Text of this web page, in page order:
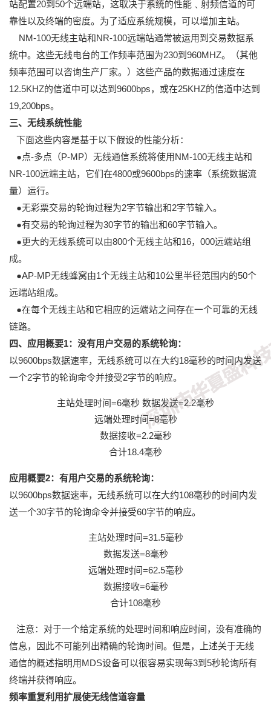
站配置20到50个远端站，这取决于系统的性能﹑射频信道的可
靠性以及终端的密度。为了适应系统规模，可以增加主站。
NM-100无线主站和NR-100远端站通常被运用到交易数据系
统中。这些无线电台的工作频率范围为230到960MHZ。（其他
频率范围可以咨询生产厂家。）这些产品的数据通过速度在
12.5KHZ的信道中可以达到9600bps，或在25KHZ的信道中达到
19,200bps。
三、无线系统性能
下面这些内容是基于以下假设的性能分析：
●点-多点（P-MP）无线通信系统将使用NM-100无线主站和
NR-100远端主站，它们在4800或9600bps的速率（系统数据流
量）运行。
●无彩票交易的轮询过程为2字节输出和2字节输入。
●有交易的轮询过程为30字节的输出和60字节输入。
●更大的无线系统可以由800个无线主站和16，000远端站组
成。
●AP-MP无线蜂窝由1个无线主站和10公里半径范围内的50个
远端站组成。
●在每个无线主站和它相应的远端站之间存在一个可靠的无线
链路。
四、应用概要1：没有用户交易的系统轮询：
以9600bps数据速率，无线系统可以在大约18毫秒的时间内发送
一个2字节的轮询命令并接受2字节的响应。
主站处理时间=6毫秒 数据发送=2.2毫秒
远端处理时间=8毫秒
数据接收=2.2毫秒
合计18.4毫秒
应用概要2：有用户交易的系统轮询：
以9600bps数据速率，无线系统可以在大约108毫秒的时间内发
送一个30字节的轮询命令并接受60字节的响应。
主站处理时间=31.5毫秒
数据发送=8毫秒
远端处理时间=62.5毫秒
数据接收=6毫秒
合计108毫秒
注意：对于一个给定系统的处理时间和响应时间，没有准确的
信息，因此不可能列出精确的轮询时间。但是，上述关于无线
通信的概述指明用MDS设备可以很容易实现每3到5秒轮询所有
终端并获得响应。
频率重复利用扩展使无线信道容量